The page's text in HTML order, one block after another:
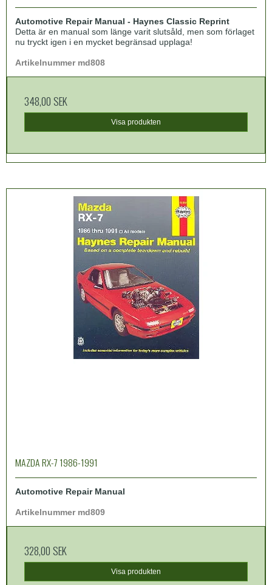
Automotive Repair Manual - Haynes Classic Reprint
Detta är en manual som länge varit slutsåld, men som förlaget
nu tryckt igen i en mycket begränsad upplaga!
Artikelnummer md808
348,00 SEK
Visa produkten
MAZDA RX-7 1986-1991
Automotive Repair Manual
Artikelnummer md809
328,00 SEK
Visa produkten